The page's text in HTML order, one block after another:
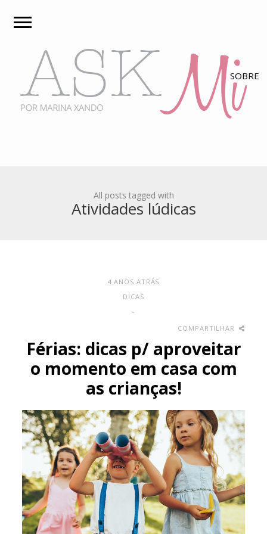
All posts tagged with
Atividades lúdicas
4 ANOS ATRÁS
DICAS
-
COMPARTILHAR
Férias: dicas p/ aproveitar
o momento em casa com
as crianças!